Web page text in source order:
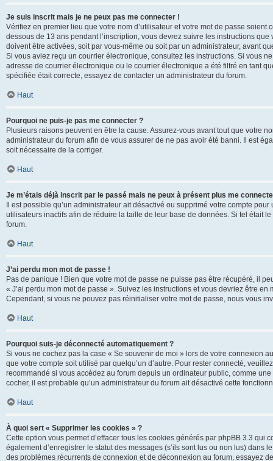
Je suis inscrit mais je ne peux pas me connecter !
Vérifiez en premier lieu que votre nom d’utilisateur et votre mot de passe
dessous de 13 ans pendant l’inscription, vous devrez suivre les instructions
doivent être activées, soit par vous-même ou soit par un administrateur, avant
Si vous aviez reçu un courrier électronique, consultez les instructions. Si vous
adresse de courrier électronique ou le courrier électronique a été filtré en tant
spécifiée était correcte, essayez de contacter un administrateur du forum.
Haut
Pourquoi ne puis-je pas me connecter ?
Plusieurs raisons peuvent en être la cause. Assurez-vous avant tout que votre
administrateur du forum afin de vous assurer de ne pas avoir été banni. Il est
soit nécessaire de la corriger.
Haut
Je m’étais déjà inscrit par le passé mais ne peux à présent plus me
Il est possible qu’un administrateur ait désactivé ou supprimé votre compte
utilisateurs inactifs afin de réduire la taille de leur base de données. Si tel était
forum.
Haut
J’ai perdu mon mot de passe !
Pas de panique ! Bien que votre mot de passe ne puisse pas être récupéré, il
« J’ai perdu mon mot de passe ». Suivez les instructions et vous devriez être
Cependant, si vous ne pouvez pas réinitialiser votre mot de passe, nous vous
Haut
Pourquoi suis-je déconnecté automatiquement ?
Si vous ne cochez pas la case « Se souvenir de moi » lors de votre connexion
que votre compte soit utilisé par quelqu’un d’autre. Pour rester connecté,
recommandé si vous accédez au forum depuis un ordinateur public, comme
cocher, il est probable qu’un administrateur du forum ait désactivé cette
Haut
À quoi sert « Supprimer les cookies » ?
Cette option vous permet d’effacer tous les cookies générés par phpBB 3.3
également d’enregistrer le statut des messages (s’ils sont lus ou non lus)
des problèmes récurrents de connexion et de déconnexion au forum, essayez